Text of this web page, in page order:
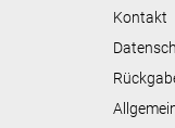
Kontakt